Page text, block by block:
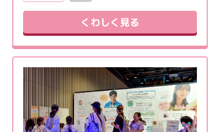
くわしく見る